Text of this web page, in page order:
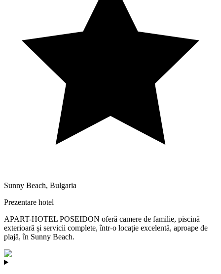
Sunny Beach, Bulgaria
Prezentare hotel
APART-HOTEL POSEIDON oferă camere de familie, piscină
exterioară și servicii complete, într-o locație excelentă, aproape de
plajă, în Sunny Beach.